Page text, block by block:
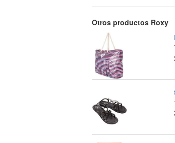
Otros productos Roxy